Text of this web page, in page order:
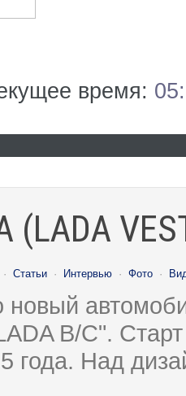
время:
· Статьи · Интервью · Фото ·
новый
B/C".
года. Над